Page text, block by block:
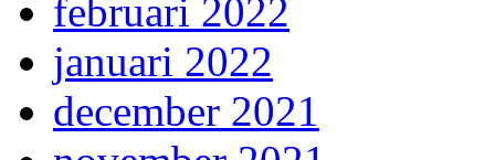
februari 2022
januari 2022
december 2021